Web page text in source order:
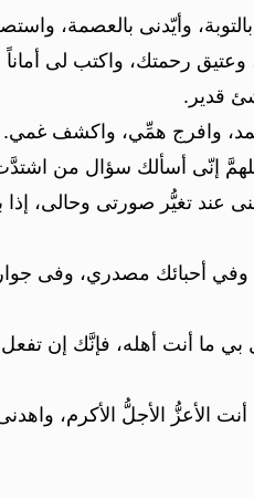
وأيّدنى بالعصمة،
وعتيق رحمتك، واكتب لى
قدير.
محمد، وافرج همِّي، واكشف غمي.
اللهمَّ إنّى أسألك سؤال من
عند تغيُّر صورتى وحالى،
وفي أحبائك مصدري، وفى
بي ما أنت أهله، فإنَّك إن
الأعزُّ الأجلُّ الأكرم،